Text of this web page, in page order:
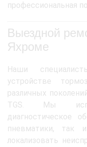
профессиональная
Выездной
Яхроме
Наши
устройстве
различных
TGS. Мы
диагностическое
пневматики, так
локализовать